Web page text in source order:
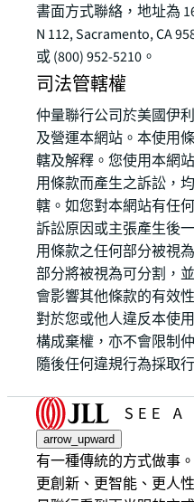
書面方式聯絡，地址為
N 112, Sacramento, CA
或 (800) 952-5210。
司法管轄權
仲量聯行公司於美國伊
及營運本網站。本使用
轄及解釋。您使用本網
用條款而產生之訴訟，
轄。如您對本網站有任
訴訟原因或主張產生後
用條款之任何部分被視
部分將被視為可分割，
會影響其他條款的有效
對於您或他人違反本使
構成棄權，亦不會限制
隨後任何違規行為採取
arrow_upward
有一種傳統的方式做事
更創新、更智能、更人